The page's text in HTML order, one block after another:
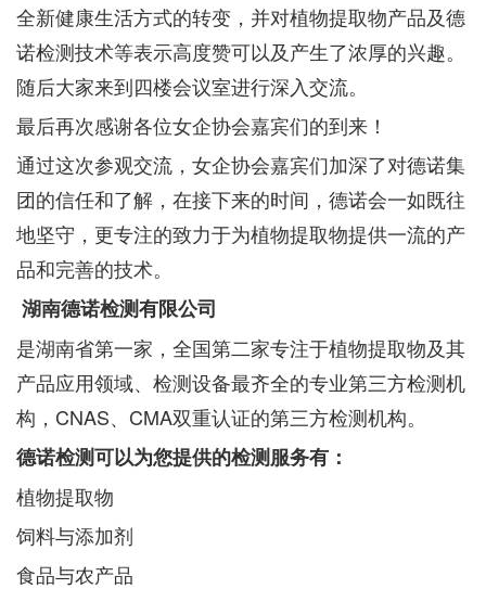
全新健康生活方式的转变，并对植物提取物产品及德
诺检测技术等表示高度赞可以及产生了浓厚的兴趣。
随后大家来到四楼会议室进行深入交流。
最后再次感谢各位女企协会嘉宾们的到来！
通过这次参观交流，女企协会嘉宾们加深了对德诺集
团的信任和了解，在接下来的时间，德诺会一如既往
地坚守，更专注的致力于为植物提取物提供一流的产
品和完善的技术。
湖南德诺检测有限公司
是湖南省第一家，全国第二家专注于植物提取物及其
产品应用领域、检测设备最齐全的专业第三方检测机
构，CNAS、CMA双重认证的第三方检测机构。
德诺检测可以为您提供的检测服务有：
植物提取物
饲料与添加剂
食品与农产品